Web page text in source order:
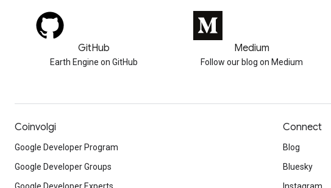
GitHub
Earth Engine on GitHub
Medium
Follow our blog on Medium
Coinvolgi
Google Developer Program
Google Developer Groups
Connect
Blog
Bluesky